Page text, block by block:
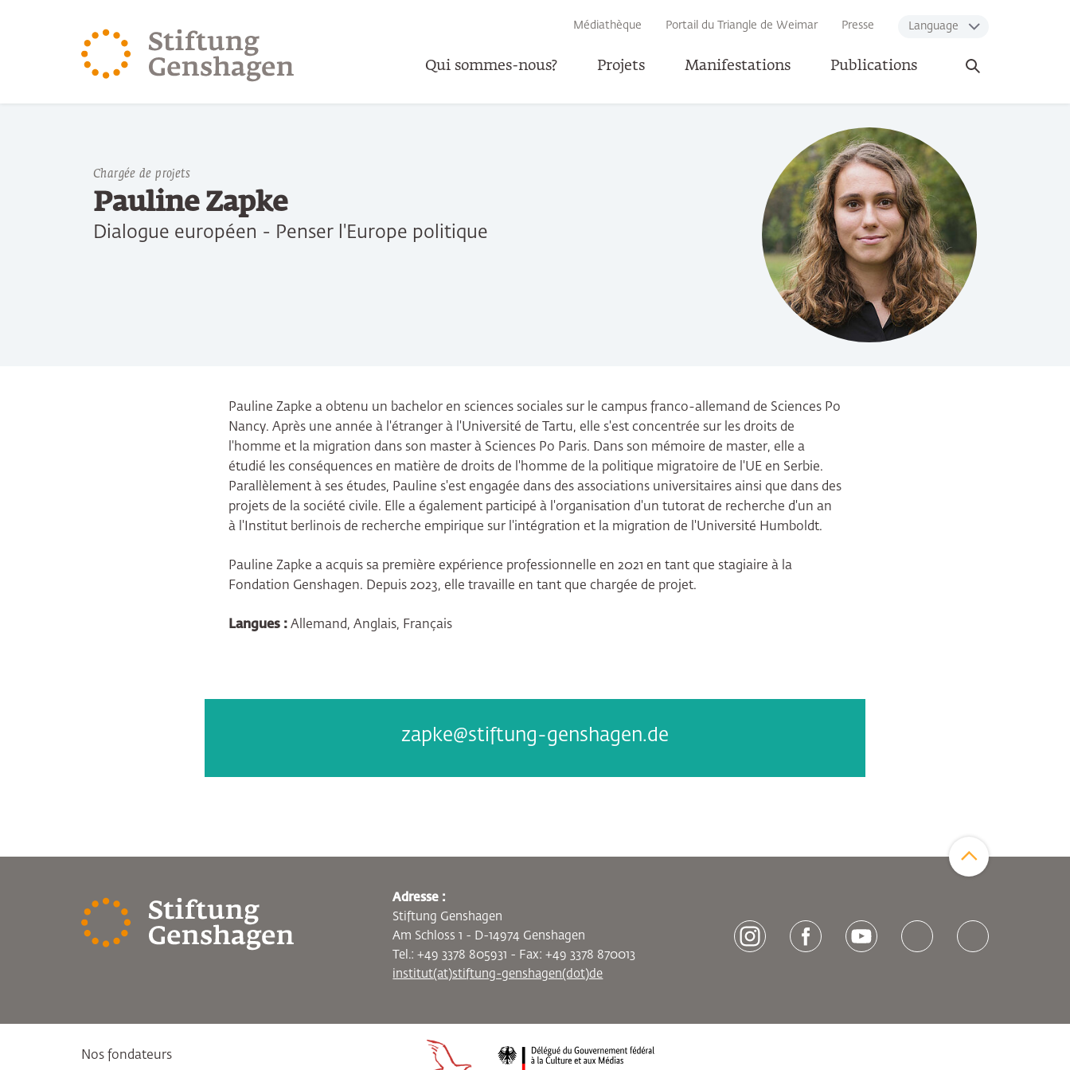
Médiathèque Portail du Triangle de Weimar Presse Language
Qui sommes-nous? Projets Manifestations Publications
Ouvrir
la
Chargée de projets
Pauline Zapke
Dialogue européen - Penser l'Europe politique
Pauline Zapke a obtenu un bachelor en sciences sociales sur le campus franco-allemand de Sciences Po
Nancy. Après une année à l'étranger à l'Université de Tartu, elle s'est concentrée sur les droits de
l'homme et la migration dans son master à Sciences Po Paris. Dans son mémoire de master, elle a
étudié les conséquences en matière de droits de l'homme de la politique migratoire de l'UE en Serbie.
Parallèlement à ses études, Pauline s'est engagée dans des associations universitaires ainsi que dans des
projets de la société civile. Elle a également participé à l'organisation d'un tutorat de recherche d'un an
à l'Institut berlinois de recherche empirique sur l'intégration et la migration de l'Université Humboldt.
Pauline Zapke a acquis sa première expérience professionnelle en 2021 en tant que stagiaire à la
Fondation Genshagen. Depuis 2023, elle travaille en tant que chargée de projet.
Langues : Allemand, Anglais, Français
zapke@stiftung-genshagen.de
[socialLinksTitle]
Adresse :
Stiftung Genshagen
Am Schloss 1 - D-14974 Genshagen
Tel.: +49 3378 805931 - Fax: +49 3378 870013
institut(at)stiftung-genshagen(dot)de
Nos fondateurs